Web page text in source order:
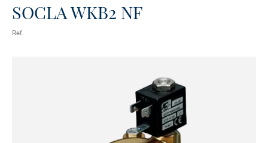
SOCLA WKB2 NF
Ref.